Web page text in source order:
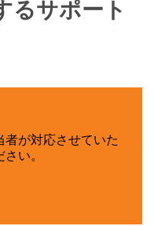
るサポート
者が対応させていた
い。